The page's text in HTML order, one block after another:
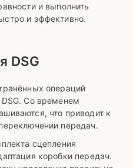
и выполнить
и эффективно.
DSG
операций
Со временем
что приводит к
передач.
сцепления
коробки передач.